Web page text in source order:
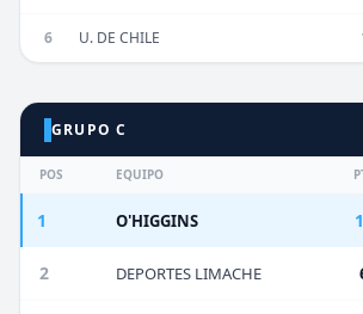
6 U. DE CHILE
GRUPO C
POS EQUIPO
1 O'HIGGINS
2 DEPORTES LIMACHE